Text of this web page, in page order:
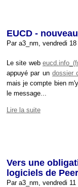
EUCD -
Par a3_nm, vendredi
Le site web eucd.info
appuyé par un dossier
mais je compte bien
le message...
Lire la suite
Vers une
logiciels de
Par a3_nm, vendredi